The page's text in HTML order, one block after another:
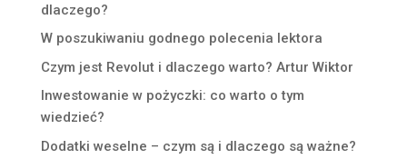
dlaczego?
W poszukiwaniu godnego polecenia lektora
Czym jest Revolut i dlaczego warto? Artur Wiktor
Inwestowanie w pożyczki: co warto o tym
wiedzieć?
Dodatki weselne – czym są i dlaczego są ważne?